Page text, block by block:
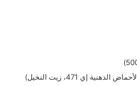
إي 471، زيت النخيل)